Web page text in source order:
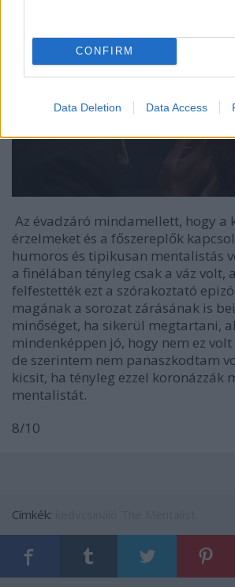
CONFIRM
Data Deletion Data Access
Az évadzáró mindamellett, hogy a
érzelmeket és a főszereplők
humoros és tipikusan mentalistás
a finélában tényleg csak a váz volt,
felfestették ezt a szórakoztató
magának a sorozat zárásának is
minőséget, ha sikerül megtartani,
mindenképpen jó, hogy nem ez
de szerintem nem panaszkodtam
kicsit, ha tényleg ezzel koronázzák
mentalistát.
8/10
Címkék: